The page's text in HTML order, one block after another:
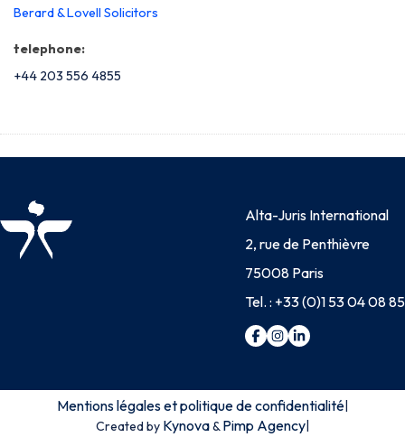
Berard & Lovell Solicitors
telephone:
+44 203 556 4855
Alta-Juris International
2, rue de Penthièvre
75008 Paris
Tel. : +33 (0)1 53 04 08 85
Mentions légales et politique de confidentialité|
Created by Kynova&Pimp Agency|